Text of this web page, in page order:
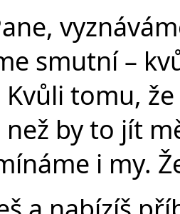
smutní –
tomu,
by to jít
i my.